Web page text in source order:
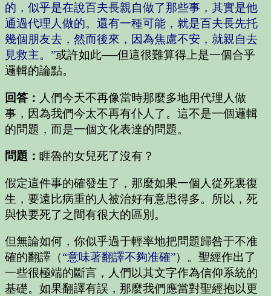
的，似乎是在說百夫長親自做了那些事，其實是他
通過代理人做的。還有一種可能，就是百夫長先托
幾個朋友去，然而後來，因為焦慮不安，就親自去
見救主。”或許如此──但這很難算得上是一個合乎
邏輯的論點。
回答： 人們今天不再像當時那麼多地用代理人做
事，因為我們今太不再有仆人了。這不是一個邏輯
的問題，而是一個文化表達的問題。
問題： 睚魯的女兒死了沒有？
假定這件事的確發生了，那麼如果一個人從死裏復
生，要遠比病重的人被治好有意思得多。所以，死
與快要死了之間有很大的區別。
但無論如何，你似乎過于輕率地把問題歸咎于不准
確的翻譯（“意味著翻譯不夠准確”）。聖經作出了
一些很極端的斷言，人們以其文字作為信仰系統的
基礎。如果翻譯有誤，那麼我們應當對聖經抱以更